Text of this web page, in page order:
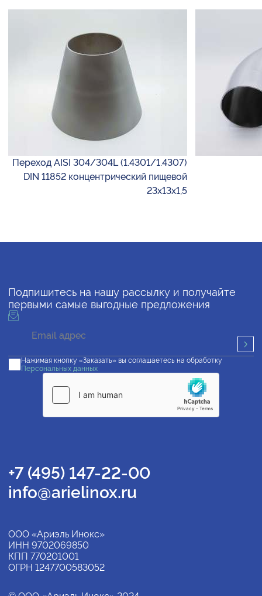
Переход AISI 304/304L (1.4301/1.4307)
DIN 11852 концентрический пищевой
23х13х1,5
Подпишитесь на нашу рассылку и получайте
первыми самые выгодные предложения
Нажимая кнопку «Заказать» вы соглашаетесь на обработку
Персональных данных
+7 (495) 147-22-00
info@arielinox.ru
ООО «Ариэль Инокс»
ИНН 9702069850
КПП 770201001
ОГРН 1247700583052